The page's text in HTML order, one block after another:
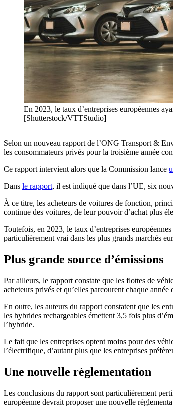
En 2023, le taux d’entreprises européennes
[Shutterstock/VTTStudio]
Selon un nouveau rapport de l’ONG Transport &
les consommateurs privés pour la troisième année
Ce rapport intervient alors que la Commission lance
Dans le rapport, il est indiqué que dans l’UE, six
À ce titre, les acheteurs de voitures de fonction,
continue des voitures, de leur pouvoir d’achat plus
Toutefois, en 2023, le taux d’entreprises
particulièrement vrai dans les plus grands marchés
Plus grande source d’émissions
Par ailleurs, le rapport constate que les flottes de
acheteurs privés et qu’elles parcourent chaque
En outre, les auteurs du rapport constatent que les
les hybrides rechargeables émettent 3,5 fois plus
l’hybride.
Le fait que les entreprises optent moins pour des
l’électrifique, d’autant plus que les entreprises
Une nouvelle règlementation
Les conclusions du rapport sont particulièrement
européenne devrait proposer une nouvelle